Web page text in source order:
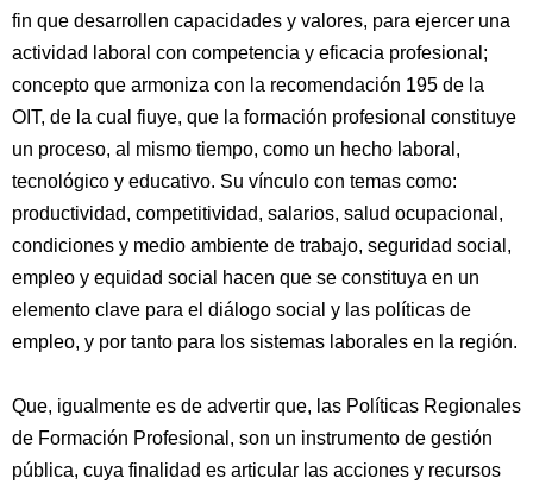
fin que desarrollen capacidades y valores, para ejercer una
actividad laboral con competencia y eficacia profesional;
concepto que armoniza con la recomendación 195 de la
OIT, de la cual fiuye, que la formación profesional constituye
un proceso, al mismo tiempo, como un hecho laboral,
tecnológico y educativo. Su vínculo con temas como:
productividad, competitividad, salarios, salud ocupacional,
condiciones y medio ambiente de trabajo, seguridad social,
empleo y equidad social hacen que se constituya en un
elemento clave para el diálogo social y las políticas de
empleo, y por tanto para los sistemas laborales en la región.
Que, igualmente es de advertir que, las Políticas Regionales
de Formación Profesional, son un instrumento de gestión
pública, cuya finalidad es articular las acciones y recursos